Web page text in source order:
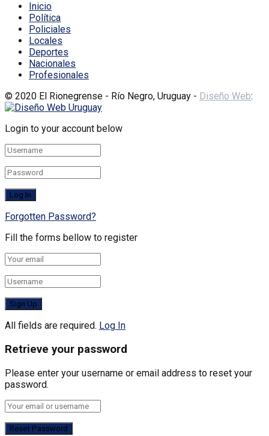
Inicio
Política
Policiales
Locales
Deportes
Nacionales
Profesionales
© 2020 El Rionegrense - Río Negro, Uruguay - Diseño Web:
Login to your account below
Forgotten Password?
Fill the forms bellow to register
All fields are required. Log In
Retrieve your password
Please enter your username or email address to reset your
password.